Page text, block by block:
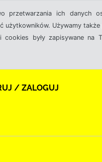
przetwarzania ich danych
Używamy
były zapisywane na
/ ZALOGUJ